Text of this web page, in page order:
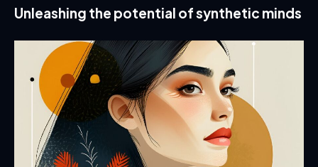
Unleashing the potential of synthetic minds